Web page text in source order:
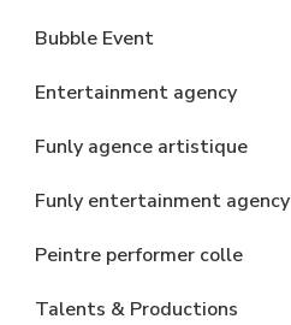
Bubble Event
Entertainment agency
Funly agence artistique
Funly entertainment agency
Peintre performer colle
Talents & Productions